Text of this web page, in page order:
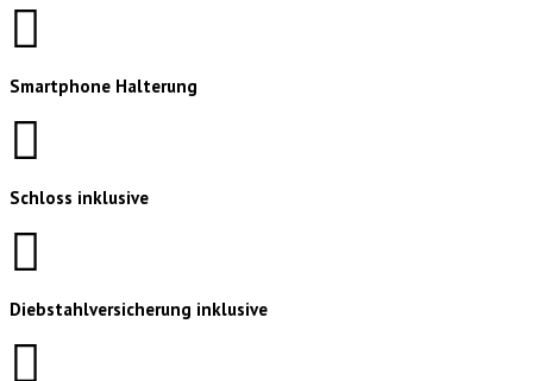
Smartphone Halterung
Schloss inklusive
Diebstahlversicherung inklusive